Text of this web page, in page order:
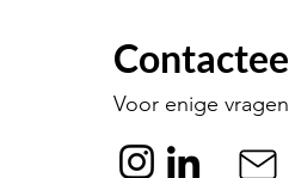
Voor enige